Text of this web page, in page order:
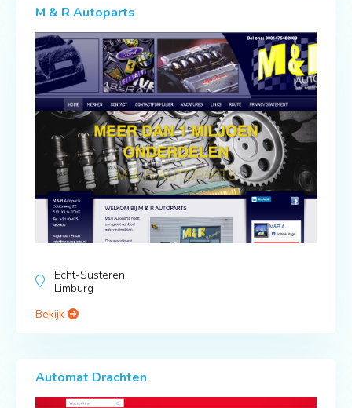
M & R Autoparts
Echt-Susteren,
Limburg
Bekijk
Automat Drachten